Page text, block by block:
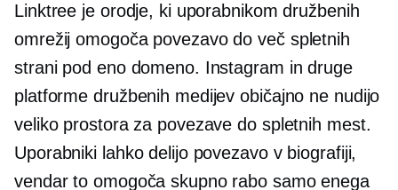
Linktree je orodje, ki uporabnikom družbenih
omrežij omogoča povezavo do več spletnih
strani pod eno domeno. Instagram in druge
platforme družbenih medijev običajno ne nudijo
veliko prostora za povezave do spletnih mest.
Uporabniki lahko delijo povezavo v biografiji,
vendar to omogoča skupno rabo samo enega